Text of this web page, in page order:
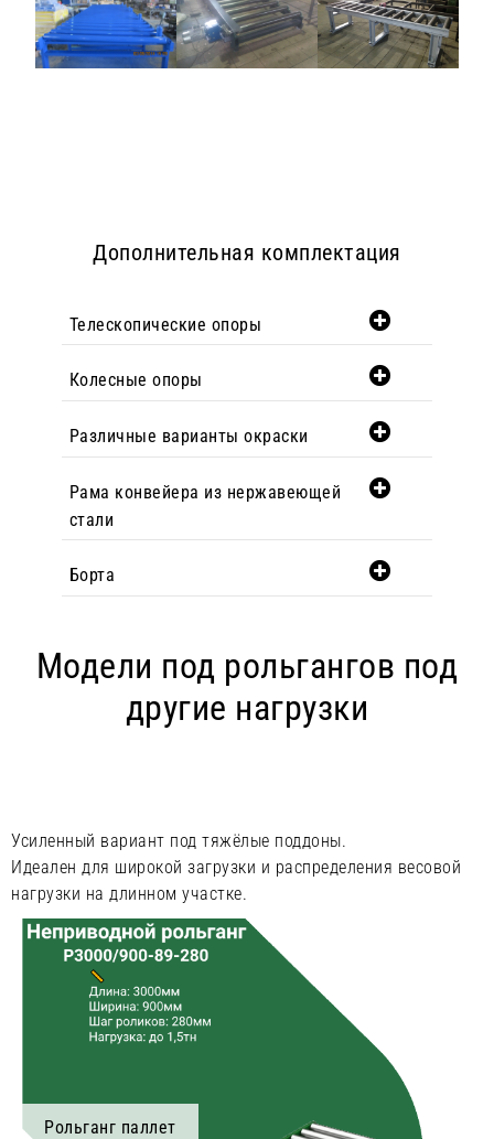
Дополнительная комплектация
Телескопические опоры
Колесные опоры
Различные варианты окраски
Рама конвейера из нержавеющей
стали
Борта
Модели под рольгангов под
другие нагрузки
Усиленный вариант под тяжёлые поддоны.
Идеален для широкой загрузки и распределения весовой
нагрузки на длинном участке.
Рольганг паллет